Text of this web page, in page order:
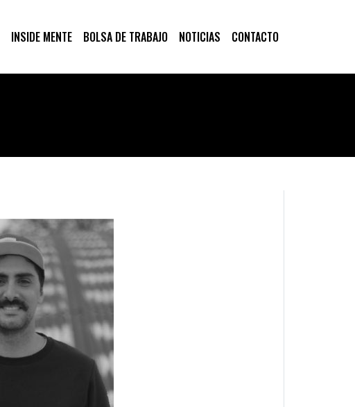
INSIDE MENTE BOLSA DE TRABAJO NOTICIAS CONTACTO